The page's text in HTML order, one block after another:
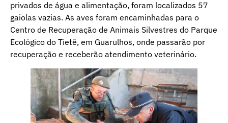
privados de água e alimentação, foram localizados 57
gaiolas vazias. As aves foram encaminhadas para o
Centro de Recuperação de Animais Silvestres do Parque
Ecológico do Tietê, em Guarulhos, onde passarão por
recuperação e receberão atendimento veterinário.